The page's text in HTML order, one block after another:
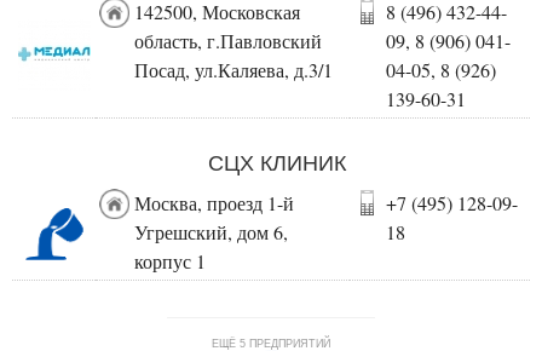
142500, Московская
область, г.Павловский
Посад, ул.Каляева, д.3/1
8 (496) 432-44-
09, 8 (906) 041-
04-05, 8 (926)
139-60-31
СЦХ КЛИНИК
Москва, проезд 1-й
Угрешский, дом 6,
корпус 1
+7 (495) 128-09-
18
ЕЩЁ 5 ПРЕДПРИЯТИЙ